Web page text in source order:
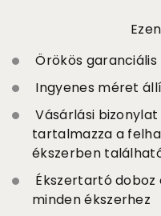
Örökös
Ingyenes méret
Vásárlási
tartalmazza a
ékszerben
Ékszertartó
minden ékszerhez